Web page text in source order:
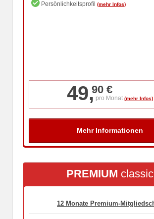
Persönlichkeitsprofil
49,90 €
pro Monat
PREMIUM classic